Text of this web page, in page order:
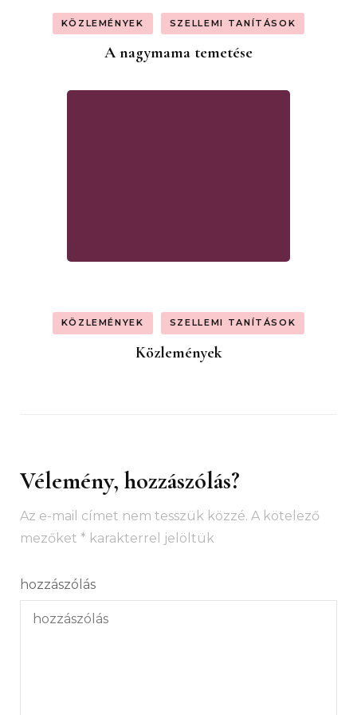
KÖZLEMÉNYEK SZELLEMI TANÍTÁSOK
A nagymama temetése
KÖZLEMÉNYEK SZELLEMI TANÍTÁSOK
Közlemények
Vélemény, hozzászólás?
Az e-mail címet nem tesszük közzé. A kötelező
mezőket * karakterrel jelöltük
hozzászólás